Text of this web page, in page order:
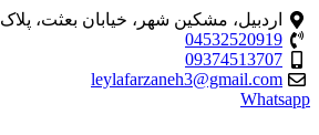
اردبیل، مشکین شهر، خیابان بعثت، پلاک 383
04532520919
09374513707
leylafarzaneh3@gmail.com
Whatsapp